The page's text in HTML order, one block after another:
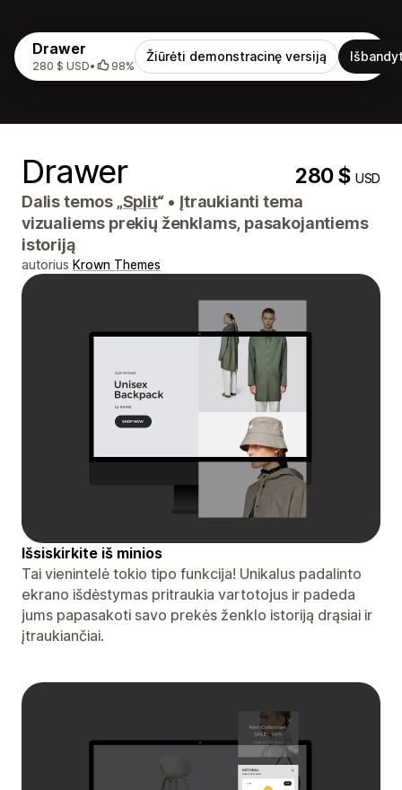
Drawer
280 $ USD• 98%
Žiūrėti demonstracinę versiją
Drawer 280 $USD
Dalis temos „Split“ • Įtraukianti tema
vizualiems prekių ženklams, pasakojantiems
istoriją
autorius Krown Themes
Išsiskirkite iš minios
Tai vienintelė tokio tipo funkcija! Unikalus padalinto
ekrano išdėstymas pritraukia vartotojus ir padeda
jums papasakoti savo prekės ženklo istoriją drąsiai ir
įtraukiančiai.